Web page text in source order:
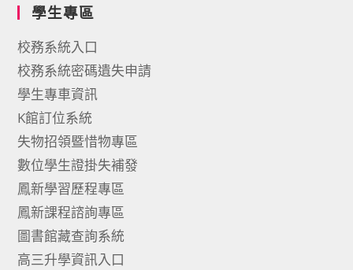
學生專區
校務系統入口
校務系統密碼遺失申請
學生專車資訊
K館訂位系統
失物招領暨惜物專區
數位學生證掛失補發
鳳新學習歷程專區
鳳新課程諮詢專區
圖書館藏查詢系統
高三升學資訊入口